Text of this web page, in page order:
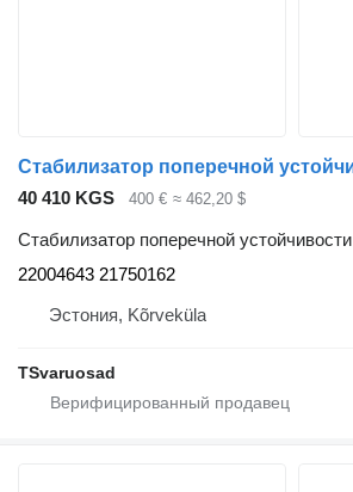
40 410 KGS 400 € ≈ 462,20 $
Стабилизатор поперечной устойчивости
22004643 21750162
Эстония, Kõrveküla
TSvaruosad